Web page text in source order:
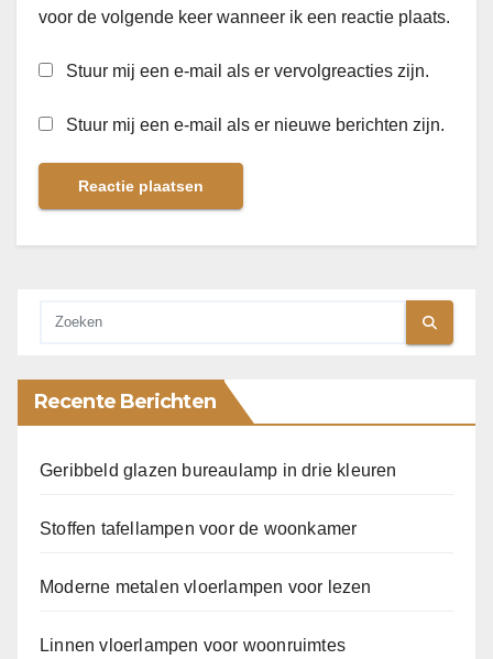
voor de volgende keer wanneer ik een reactie plaats.
Stuur mij een e-mail als er vervolgreacties zijn.
Stuur mij een e-mail als er nieuwe berichten zijn.
Recente Berichten
Geribbeld glazen bureaulamp in drie kleuren
Stoffen tafellampen voor de woonkamer
Moderne metalen vloerlampen voor lezen
Linnen vloerlampen voor woonruimtes